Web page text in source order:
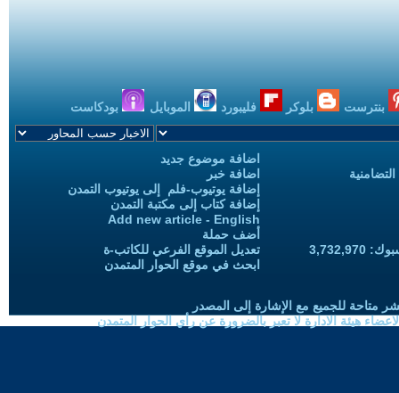
بنترست بلوكر فليبورد الموبايل بودكاست
اضافة موضوع جديد
اضافة خبر
إضافة يوتيوب-فلم إلى يوتيوب التمدن
إضافة كتاب إلى مكتبة التمدن
Add new article - English
أضف حملة
تعديل الموقع الفرعي للكاتب-ة
ابحث في موقع الحوار المتمدن
متاحة للجميع مع الإشارة إلى المصدر
هيئة الادارة لا تعبر بالضرورة عن رأي الحوار المتمدن